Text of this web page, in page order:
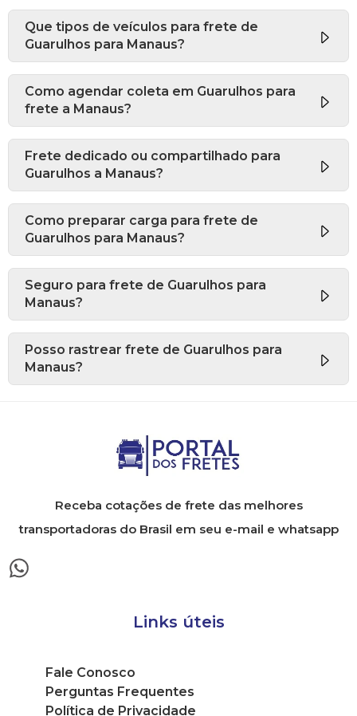
Que tipos de veículos para frete de
Guarulhos para Manaus?
Como agendar coleta em Guarulhos para
frete a Manaus?
Frete dedicado ou compartilhado para
Guarulhos a Manaus?
Como preparar carga para frete de
Guarulhos para Manaus?
Seguro para frete de Guarulhos para
Manaus?
Posso rastrear frete de Guarulhos para
Manaus?
Receba cotações de frete das melhores
transportadoras do Brasil em seu e-mail e whatsapp
Links úteis
Fale Conosco
Perguntas Frequentes
Política de Privacidade